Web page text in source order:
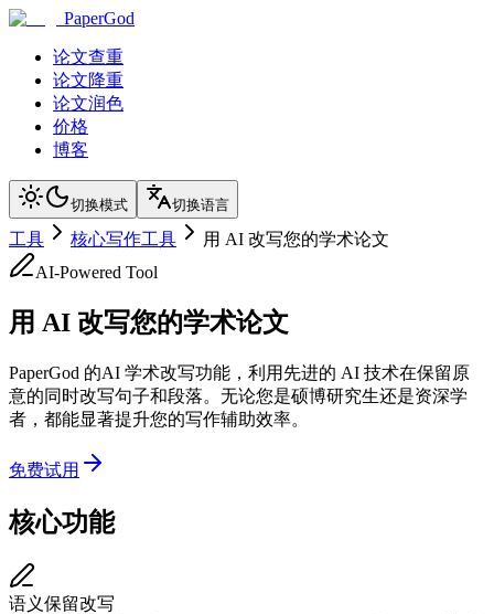
PaperGod
论文查重
论文降重
论文润色
价格
博客
切换模式 切换语言
工具 核心写作工具
用 AI 改写您的学术论文
AI-Powered Tool
用 AI 改写您的学术论文
PaperGod 的AI 学术改写功能，利用先进的 AI 技术在保留原
意的同时改写句子和段落。无论您是硕博研究生还是资深学
者，都能显著提升您的写作辅助效率。
免费试用
核心功能
语义保留改写